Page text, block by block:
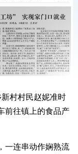
村村民赵妮准时
前往镇上的食品产
连串动作娴熟流